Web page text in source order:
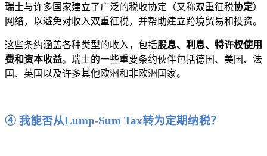
瑞士与许多国家建立了广泛的税收协定（又称双重征税协定）
网络，以避免对收入双重征税，并帮助建立跨境贸易和投资。
这些条约涵盖各种类型的收入，包括股息、利息、特许权使用
费和资本收益。瑞士的一些重要条约伙伴包括德国、美国、法
国、英国以及许多其他欧洲和非欧洲国家。
④ 我能否从Lump-Sum Tax转为定期纳税？